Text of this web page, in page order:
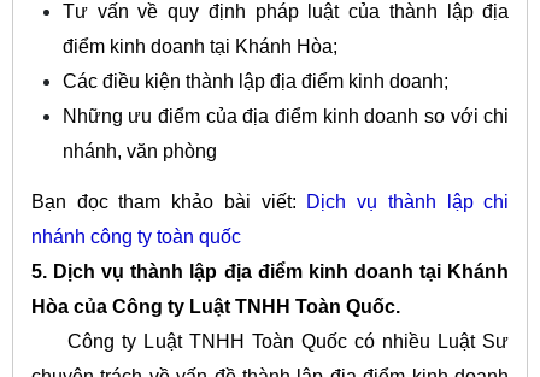
Tư vấn về quy định pháp luật của thành lập địa
điểm kinh doanh tại Khánh Hòa;
Các điều kiện thành lập địa điểm kinh doanh;
Những ưu điểm của địa điểm kinh doanh so với chi
nhánh, văn phòng
Bạn đọc tham khảo bài viết:
Dịch vụ thành lập chi
nhánh công ty toàn quốc
5. Dịch vụ thành lập địa điểm kinh doanh tại Khánh
Hòa của Công ty Luật TNHH Toàn Quốc.
Công ty Luật TNHH Toàn Quốc có nhiều Luật Sư